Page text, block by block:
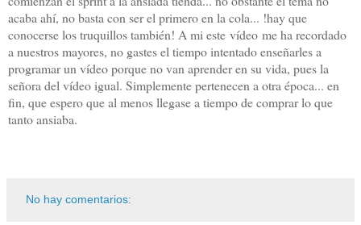
acaba ahí, no basta con ser el primero en la cola... !hay que
conocerse los truquillos también! A mi este vídeo me ha recordado
a nuestros mayores, no gastes el tiempo intentado enseñarles a
programar un vídeo porque no van aprender en su vida, pues la
señora del vídeo igual. Simplemente pertenecen a otra época... en
fin, que espero que al menos llegase a tiempo de comprar lo que
tanto ansiaba.
No hay comentarios: